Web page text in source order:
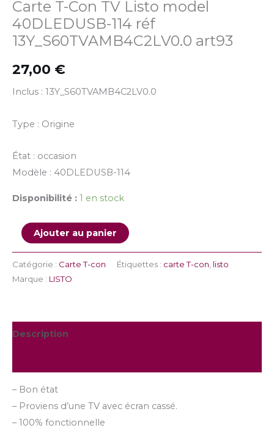
Carte T-Con TV Listo model
40DLEDUSB-114 réf
13Y_S60TVAMB4C2LV0.0 art93
27,00 €
Inclus : 13Y_S60TVAMB4C2LV0.0
Type : Origine
État : occasion
Modèle : 40DLEDUSB-114
Disponibilité : 1 en stock
Ajouter au panier
Catégorie : Carte T-con Étiquettes : carte T-con listo
Marque : LISTO
Description
– Bon état
– Proviens d’une TV avec écran cassé.
– 100% fonctionnelle